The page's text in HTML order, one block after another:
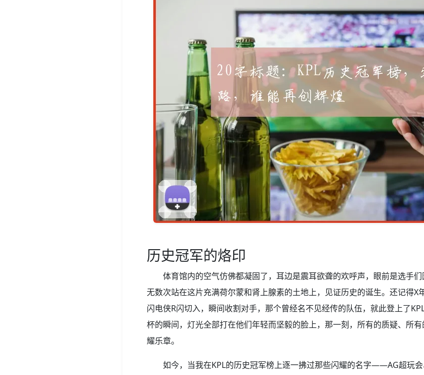
历史冠军的烙印
体育馆内的空气仿佛都凝固了，耳边是震耳欲聋的欢呼声，眼前是选手
无数次站在这片充满荷尔蒙和肾上腺素的土地上，见证历史的诞生。还记得X
闪电侠R闪切入，瞬间收割对手，那个曾经名不见经传的队伍，就此登上了
杯的瞬间，灯光全部打在他们年轻而坚毅的脸上，那一刻，所有的质疑、所
耀乐章。
如今，当我在KPL的历史冠军榜上逐一拂过那些闪耀的名字——AG超玩